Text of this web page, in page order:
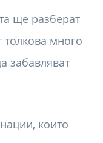
ще разберат
толкова много
забавляват
които